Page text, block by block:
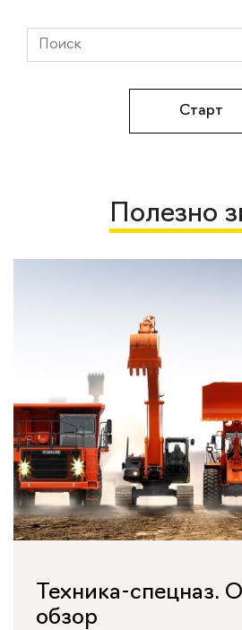
Полезно
Техника-спецназ.
обзор